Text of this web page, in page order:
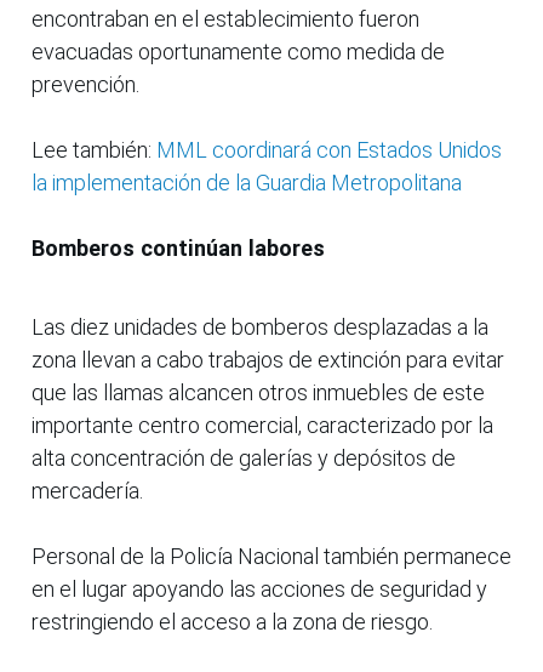
encontraban en el establecimiento fueron
evacuadas oportunamente como medida de
prevención.
Lee también: MML coordinará con Estados Unidos
la implementación de la Guardia Metropolitana
Bomberos continúan labores
Las diez unidades de bomberos desplazadas a la
zona llevan a cabo trabajos de extinción para evitar
que las llamas alcancen otros inmuebles de este
importante centro comercial, caracterizado por la
alta concentración de galerías y depósitos de
mercadería.
Personal de la Policía Nacional también permanece
en el lugar apoyando las acciones de seguridad y
restringiendo el acceso a la zona de riesgo.